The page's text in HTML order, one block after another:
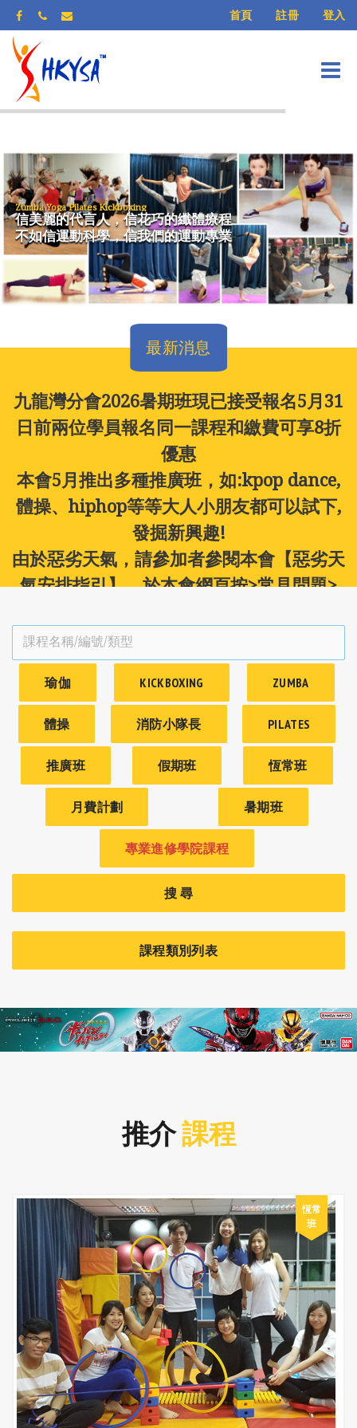
首頁 註冊 登入
Zumba Yoga Pilates Kickboxing
信美麗的代言人，信花巧的纖體療程
不如信運動科學，信我們的運動專業
最新消息
九龍灣分會2026暑期班現已接受報名5月31
日前兩位學員報名同一課程和繳費可享8折
優惠
本會5月推出多種推廣班，如:kpop dance,
體操、hiphop等等大人小朋友都可以試下,
發掘新興趣!
由於惡劣天氣，請參加者參閱本會【惡劣天
氣安排指引】。於本會網頁按>常見問題>
天氣指引 」敬請留意!
瑜伽 KICKBOXING ZUMBA
體操 消防小隊長 PILATES
推廣班 假期班 恆常班
月費計劃 暑期班
專業進修學院課程
搜 尋
課程類別列表
推介課程